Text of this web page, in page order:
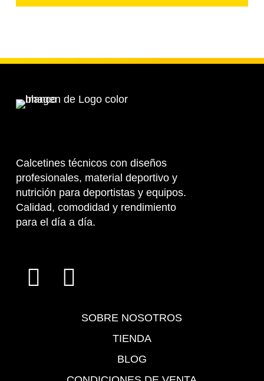
Calcetines técnicos con diseños
profesionales, material deportivo y
nutrición para deportistas y equipos.
Calidad, comodidad y rendimiento
para el día a día.
SOBRE NOSOTROS
TIENDA
BLOG